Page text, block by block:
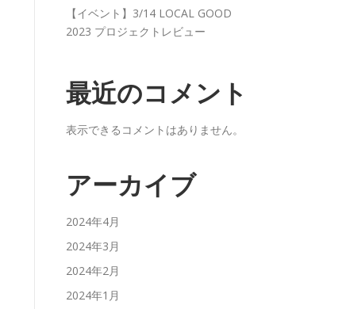
【イベント】3/14 LOCAL GOOD
2023 プロジェクトレビュー
最近のコメント
表示できるコメントはありません。
アーカイブ
2024年4月
2024年3月
2024年2月
2024年1月